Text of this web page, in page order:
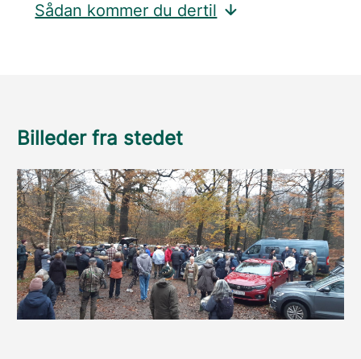
Sådan kommer du dertil
Billeder fra stedet